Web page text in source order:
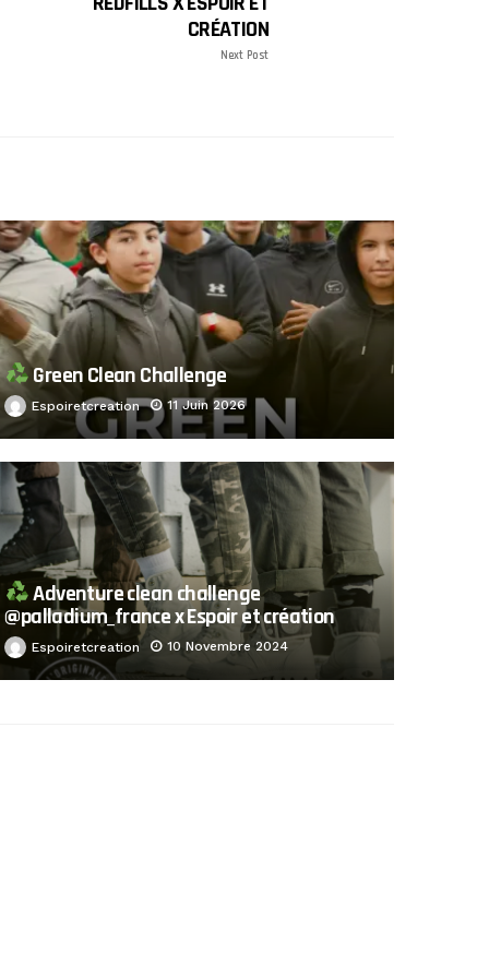
CRÉATION
Next Post
Green Clean Challenge
Espoiretcreation 11 Juin 2026
Adventure clean challenge
@palladium_france x Espoir et création
Espoiretcreation 10 Novembre 2024